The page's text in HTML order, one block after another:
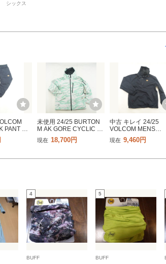
シックス
PANT メ
ノーボー
ボルコ
未使用 24/25 BURTON
M AK GORE CYCLIC JK
メンズUS XLサイズ/JPN
XXLサイズ スノーボー
ートン 41924-1
現在 18,700円
中古 キレイ 24/25
VOLCOM MENS
LONGO 20K
PULLOVER メンズ
ケットウェア ボル
現在 9,460円
4
BUFF
5
BUFF